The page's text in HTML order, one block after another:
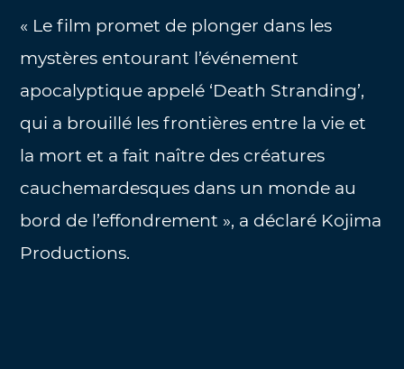
« Le film promet de plonger dans les
mystères entourant l’événement
apocalyptique appelé ‘Death Stranding’,
qui a brouillé les frontières entre la vie et
la mort et a fait naître des créatures
cauchemardesques dans un monde au
bord de l’effondrement », a déclaré Kojima
Productions.